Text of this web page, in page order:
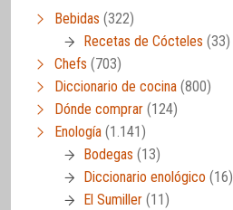
Bebidas (322)
Recetas de Cócteles (33)
Chefs (703)
Diccionario de cocina (800)
Dónde comprar (124)
Enología (1.141)
Bodegas (13)
Diccionario enológico (16)
El Sumiller (11)